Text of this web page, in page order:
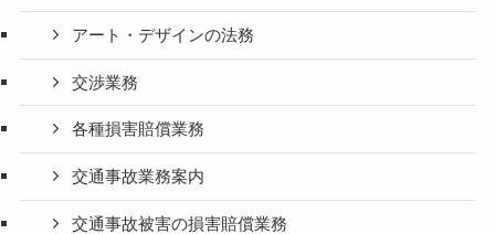
アート・デザインの法務
交渉業務
各種損害賠償業務
交通事故業務案内
交通事故被害の損害賠償業務